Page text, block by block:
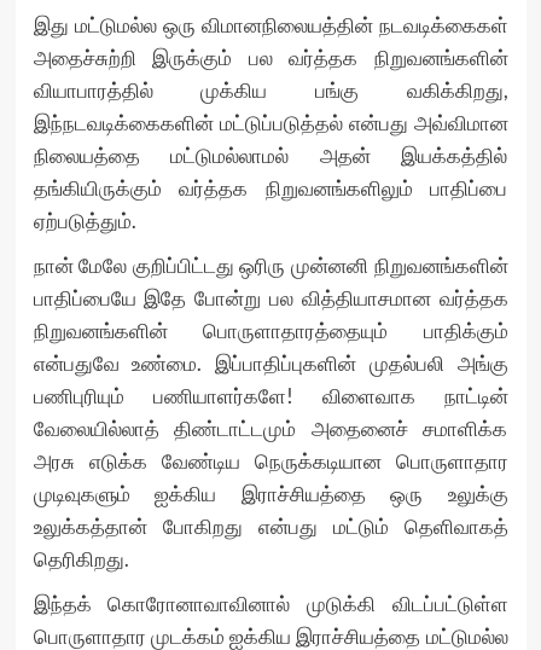
இது மட்டுமல்ல ஒரு விமானநிலையத்தின் நடவடிக்கைகள்
அதைச்சுற்றி இருக்கும் பல வர்த்தக நிறுவனங்களின்
வியாபாரத்தில் முக்கிய பங்கு வகிக்கிறது,
இந்நடவடிக்கைகளின் மட்டுப்படுத்தல் என்பது அவ்விமான
நிலையத்தை மட்டுமல்லாமல் அதன் இயக்கத்தில்
தங்கியிருக்கும் வர்த்தக நிறுவனங்களிலும் பாதிப்பை
ஏற்படுத்தும்.
நான் மேலே குறிப்பிட்டது ஒரிரு முன்னனி நிறுவனங்களின்
பாதிப்பையே இதே போன்று பல வித்தியாசமான வர்த்தக
நிறுவனங்களின் பொருளாதாரத்தையும் பாதிக்கும்
என்பதுவே உண்மை. இப்பாதிப்புகளின் முதல்பலி அங்கு
பணிபுரியும் பணியாளர்களே! விளைவாக நாட்டின்
வேலையில்லாத் திண்டாட்டமும் அதைனைச் சமாளிக்க
அரசு எடுக்க வேண்டிய நெருக்கடியான பொருளாதார
முடிவுகளும் ஐக்கிய இராச்சியத்தை ஒரு உலுக்கு
உலுக்கத்தான் போகிறது என்பது மட்டும் தெளிவாகத்
தெரிகிறது.
இந்தக் கொரோனாவாவினால் முடுக்கி விடப்பட்டுள்ள
பொருளாதார முடக்கம் ஐக்கிய இராச்சியத்தை மட்டுமல்ல